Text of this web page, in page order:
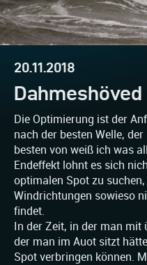
20.11.2018
Dahmeshöved
Die Optimierung ist der
nach der besten Welle,
besten von weiß ich was
Endeffekt lohnt es sich
optimalen Spot zu
Windrichtungen sowieso
findet.
In der Zeit, in der man
der man im Auot sitzt
Spot verbringen können.